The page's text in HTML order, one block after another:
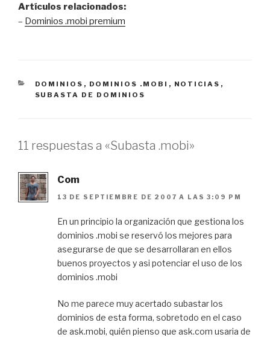
Artículos relacionados:
– Dominios .mobi premium
CATEGORÍAS
DOMINIOS , DOMINIOS .MOBI , NOTICIAS ,
SUBASTA DE DOMINIOS
11 respuestas a «Subasta .mobi»
Com
13 DE SEPTIEMBRE DE 2007 A LAS 3:09 PM
En un principio la organización que gestiona los
dominios .mobi se reservó los mejores para
asegurarse de que se desarrollaran en ellos
buenos proyectos y asi potenciar el uso de los
dominios .mobi
No me parece muy acertado subastar los
dominios de esta forma, sobretodo en el caso
de ask.mobi, quién pienso que ask.com usaria de